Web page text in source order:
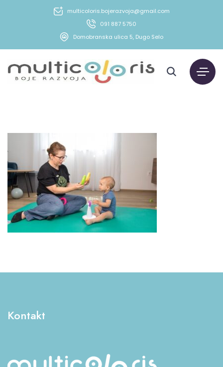
multicoloris.bojerazvoja@gmail.com
091 887 5750
Domobranska ulica 5, Dugo Selo
Kontakt